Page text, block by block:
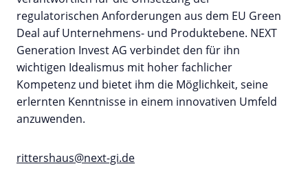
regulatorischen Anforderungen aus dem EU Green
Deal auf Unternehmens- und Produktebene. NEXT
Generation Invest AG verbindet den für ihn
wichtigen Idealismus mit hoher fachlicher
Kompetenz und bietet ihm die Möglichkeit, seine
erlernten Kenntnisse in einem innovativen Umfeld
anzuwenden.
rittershaus@next-gi.de